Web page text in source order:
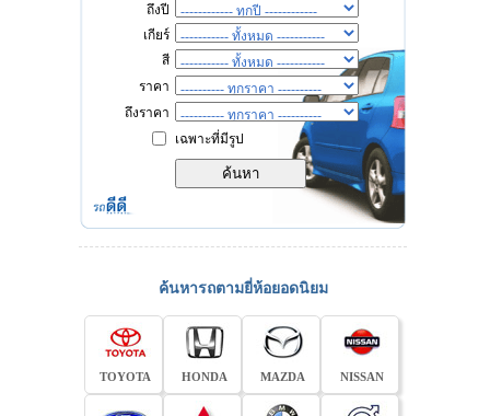
ถึงปี
เกียร์
สี
ราคา
ถึงราคา
เฉพาะที่มีรูป
ค้นหารถตามยี่ห้อยอดนิยม
TOYOTA HONDA MAZDA NISSAN